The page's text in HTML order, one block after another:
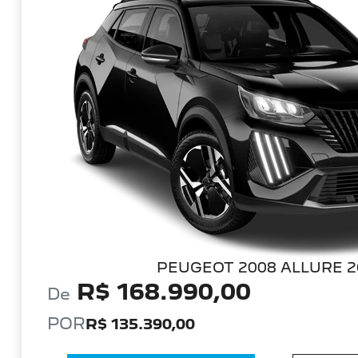
PEUGEOT 2008 ALLURE
De R$ 168.990,00
PORR$ 135.390,00